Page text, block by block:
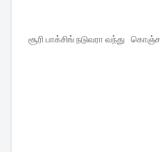
சூரி பாக்சிங் நடுவரா வந்து